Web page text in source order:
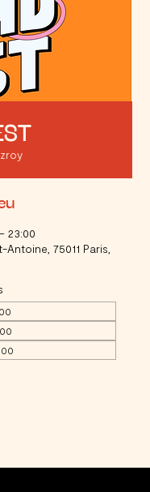
23:00
75011 Paris,